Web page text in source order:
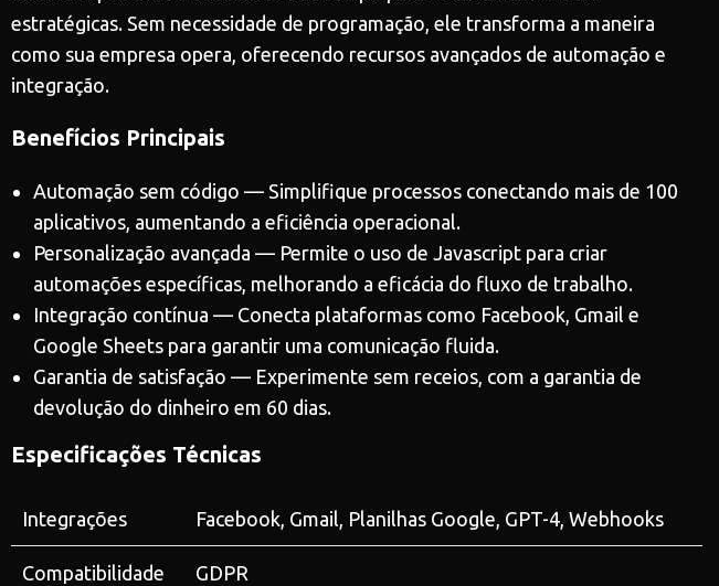
estratégicas. Sem necessidade de programação, ele transforma a maneira
como sua empresa opera, oferecendo recursos avançados de automação e
integração.
Benefícios Principais
Automação sem código — Simplifique processos conectando mais de 100
aplicativos, aumentando a eficiência operacional.
Personalização avançada — Permite o uso de Javascript para criar
automações específicas, melhorando a eficácia do fluxo de trabalho.
Integração contínua — Conecta plataformas como Facebook, Gmail e
Google Sheets para garantir uma comunicação fluida.
Garantia de satisfação — Experimente sem receios, com a garantia de
devolução do dinheiro em 60 dias.
Especificações Técnicas
Integrações Facebook, Gmail, Planilhas Google, GPT-4, Webhooks
Compatibilidade GDPR